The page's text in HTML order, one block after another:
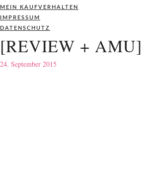
MEIN KAUFVERHALTEN
IMPRESSUM
DATENSCHUTZ
[REVIEW + AMU]
24. September 2015